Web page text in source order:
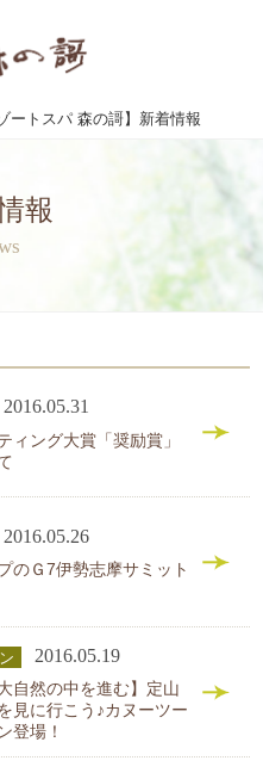
ートスパ 森の謌】新着情報
報
2016.05.31
ィング大賞「奨励賞」
2016.05.26
のＧ7伊勢志摩サミット
2016.05.19
自然の中を進む】定山
見に行こう♪カヌーツー
登場！